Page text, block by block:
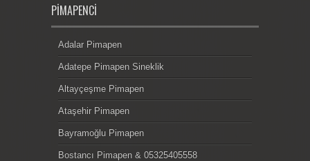
PIMAPENCI
Adalar Pimapen
Adatepe Pimapen Sineklik
Altayçeşme Pimapen
Ataşehir Pimapen
Bayramoğlu Pimapen
Bostancı Pimapen & 05325405558